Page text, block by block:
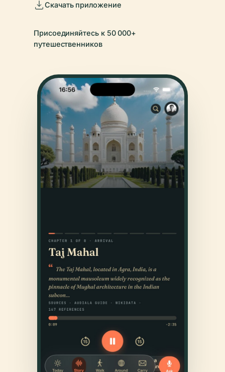
Скачать приложение
Присоединяйтесь к 50 000+
путешественников